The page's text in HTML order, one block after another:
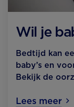
Wil je
Bedtijd kan
baby’s en
Bekijk de
Lees meer